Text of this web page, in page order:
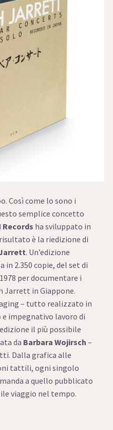
Così come lo sono i
semplice concetto
Records ha sviluppato in
è la riedizione di
. Un’edizione
2.350 copie, del set di
per documentare i
Jarrett in Giappone.
– tutto realizzato in
impegnativo lavoro di
il più possibile
da Barbara Wojirsch –
Dalla grafica alle
tattili, ogni singolo
a quello pubblicato
viaggio nel tempo.